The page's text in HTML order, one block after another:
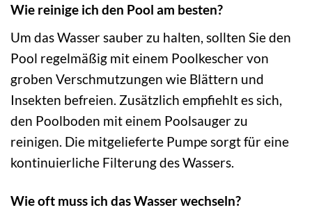
Wie reinige ich den Pool am besten?
Um das Wasser sauber zu halten, sollten Sie den
Pool regelmäßig mit einem Poolkescher von
groben Verschmutzungen wie Blättern und
Insekten befreien. Zusätzlich empfiehlt es sich,
den Poolboden mit einem Poolsauger zu
reinigen. Die mitgelieferte Pumpe sorgt für eine
kontinuierliche Filterung des Wassers.
Wie oft muss ich das Wasser wechseln?